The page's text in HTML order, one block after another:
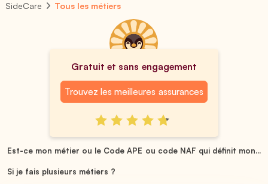
SideCare Tous les métiers
Gratuit et sans engagement
Trouvez les meilleures assurances
Est-ce mon métier ou le Code APE ou code NAF qui définit mon...
Si je fais plusieurs métiers ?